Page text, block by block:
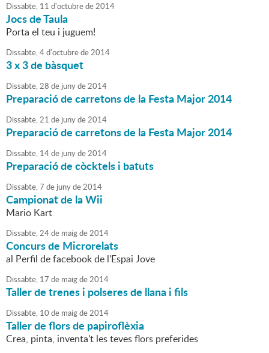
Dissabte, 11 d'octubrede2014
Jocs de Taula
Porta el teu i juguem!
Dissabte,4d'octubrede2014
3 x 3 de bàsquet
Dissabte,28 de junyde2014
Preparació de carretons de la Festa Major 2014
Dissabte,21 de junyde2014
Preparació de carretons de la Festa Major 2014
Dissabte, 14de junyde2014
Preparació de còcktels i batuts
Dissabte,7 de junyde2014
Campionat de la Wii
Mario Kart
Dissabte,24de maigde2014
Concurs de Microrelats
al Perfil de facebook de l'Espai Jove
Dissabte, 17 de maigde2014
Taller de trenes i polseres de llana i fils
Dissabte, 10 de maigde2014
Taller de flors de papiroflèxia
Crea, pinta, inventa't les teves flors preferides